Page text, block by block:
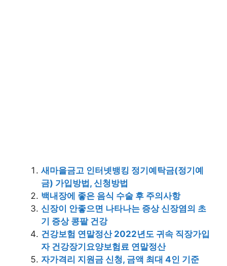
새마을금고 인터넷뱅킹 정기예탁금(정기예
금) 가입방법, 신청방법
백내장에 좋은 음식 수술 후 주의사항
신장이 안좋으면 나타나는 증상 신장염의 초
기 증상 콩팥 건강
건강보험 연말정산 2022년도 귀속 직장가입
자 건강장기요양보험료 연말정산
자가격리 지원금 신청, 금액 최대 4인 기준